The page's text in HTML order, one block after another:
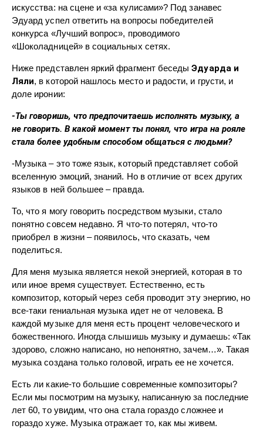
искусства: на сцене и «за кулисами»? Под занавес
Эдуард успел ответить на вопросы победителей
конкурса «Лучший вопрос», проводимого
«Шоколадницей» в социальных сетях.
Ниже представлен яркий фрагмент беседыЭдуарда и
Ляли, в которой нашлось место и радости, и грусти, и
доле иронии:
-Ты говоришь, что предпочитаешь исполнять музыку, а
не говорить. В какой момент ты понял, что игра на рояле
стала более удобным способом общаться с людьми?
-Музыка – это тоже язык, который представляет собой
вселенную эмоций, знаний. Но в отличие от всех других
языков в ней большее – правда.
То, что я могу говорить посредством музыки, стало
понятно совсем недавно. Я что-то потерял, что-то
приобрел в жизни – появилось, что сказать, чем
поделиться.
Для меня музыка является некой энергией, которая в то
или иное время существует. Естественно, есть
композитор, который через себя проводит эту энергию, но
все-таки гениальная музыка идет не от человека. В
каждой музыке для меня есть процент человеческого и
божественного. Иногда слышишь музыку и думаешь: «Так
здорово, сложно написано, но непонятно, зачем…». Такая
музыка создана только головой, играть ее не хочется.
Есть ли какие-то большие современные композиторы?
Если мы посмотрим на музыку, написанную за последние
лет 60, то увидим, что она стала гораздо сложнее и
гораздо хуже. Музыка отражает то, как мы живем.